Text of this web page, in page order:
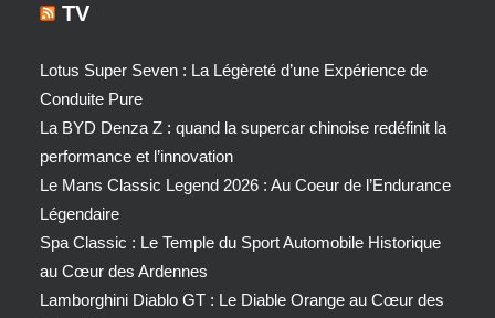
TV
Lotus Super Seven : La Légèreté d’une Expérience de
Conduite Pure
La BYD Denza Z : quand la supercar chinoise redéfinit la
performance et l’innovation
Le Mans Classic Legend 2026 : Au Coeur de l’Endurance
Légendaire
Spa Classic : Le Temple du Sport Automobile Historique
au Cœur des Ardennes
Lamborghini Diablo GT : Le Diable Orange au Cœur des